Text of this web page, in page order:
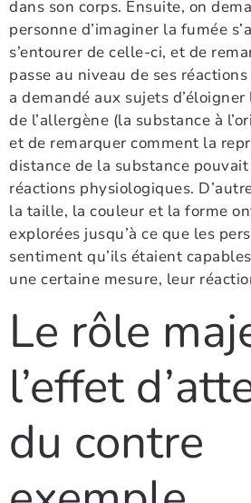
dans son corps. Ensuite, on
personne d’imaginer la fumée
s’entourer de celle-ci, et de
passe au niveau de ses
a demandé aux sujets
de l’allergène (la substance à
et de remarquer comment la
distance de la substance
réactions physiologiques.
la taille, la couleur et la forme
explorées jusqu’à ce que les
sentiment qu’ils étaient
une certaine mesure, leur
Le rôle
l’effet
du contre